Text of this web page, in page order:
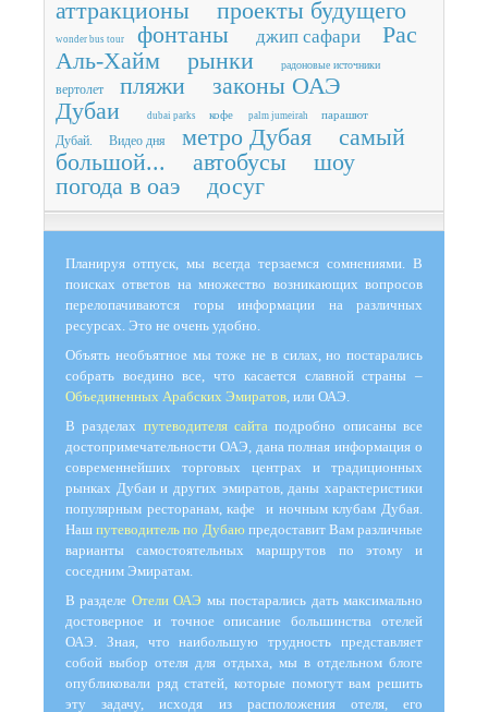
аттракционы
проекты будущего
wonder bus tour фонтаны джип сафари
Рас
Аль-Хайм
рынки радоновые источники
вертолет пляжи
законы ОАЭ
Дубаи
dubai parks кофе palm jumeirah парашют
Дубай. Видео дня метро Дубая
самый
большой...
автобусы
шоу
погода в оаэ
досуг
Планируя отпуск, мы всегда терзаемся сомнениями. В
поисках ответов на множество возникающих вопросов
перелопачиваются горы информации на различных
ресурсах. Это не очень удобно.
Объять необъятное мы тоже не в силах, но постарались
собрать воедино все, что касается славной страны –
Объединенных Арабских Эмиратов , или ОАЭ.
В разделах путеводителя сайта подробно описаны все
достопримечательности ОАЭ, дана полная информация о
современнейших торговых центрах и традиционных
рынках Дубаи и других эмиратов, даны характеристики
популярным ресторанам, кафе и ночным клубам Дубая.
Нашпутеводитель по Дубаю предоставит Вам различные
варианты самостоятельных маршрутов по этому и
соседним Эмиратам.
В разделе Отели ОАЭ мы постарались дать максимально
достоверное и точное описание большинства отелей
ОАЭ. Зная, что наибольшую трудность представляет
собой выбор отеля для отдыха, мы в отдельном блоге
опубликовали ряд статей, которые помогут вам решить
эту задачу, исходя из расположения отеля, его